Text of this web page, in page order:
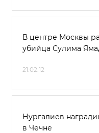
В центре Москвы
убийца Сулима
21.02.12
Нургалиев
в Чечне